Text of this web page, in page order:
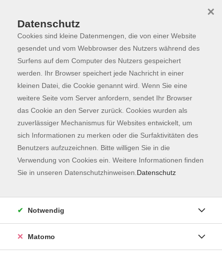
Skip to main content
Programm
Der Kurs konnte nicht gefunden werden.
Kontaktformular
Impressum
AGB
Datenschutzerklärung
Datenschutz
Cookies sind kleine Datenmengen, die von einer Website
gesendet und vom Webbrowser des Nutzers während des
Surfens auf dem Computer des Nutzers gespeichert
werden. Ihr Browser speichert jede Nachricht in einer
kleinen Datei, die Cookie genannt wird. Wenn Sie eine
weitere Seite vom Server anfordern, sendet Ihr Browser
das Cookie an den Server zurück. Cookies wurden als
zuverlässiger Mechanismus für Websites entwickelt, um
sich Informationen zu merken oder die Surfaktivitäten des
Benutzers aufzuzeichnen. Bitte willigen Sie in die
Verwendung von Cookies ein. Weitere Informationen finden
Sie in unseren Datenschutzhinweisen. Datenschutz
×
Notwendig
Matomo